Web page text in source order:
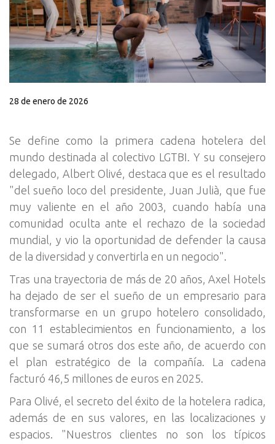
28 de enero de 2026
Se define como la primera cadena hotelera del
mundo destinada al colectivo LGTBI. Y su consejero
delegado, Albert Olivé, destaca que es el resultado
"del sueño loco del presidente, Juan Julià, que fue
muy valiente en el año 2003, cuando había una
comunidad oculta ante el rechazo de la sociedad
mundial, y vio la oportunidad de defender la causa
de la diversidad y convertirla en un negocio".
Tras una trayectoria de más de 20 años, Axel Hotels
ha dejado de ser el sueño de un empresario para
transformarse en un grupo hotelero consolidado,
con 11 establecimientos en funcionamiento, a los
que se sumará otros dos este año, de acuerdo con
el plan estratégico de la compañía. La cadena
facturó 46,5 millones de euros en 2025.
Para Olivé, el secreto del éxito de la hotelera radica,
además de en sus valores, en las localizaciones y
espacios. "Nuestros clientes no son los típicos